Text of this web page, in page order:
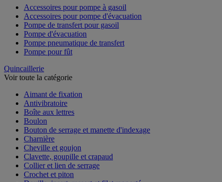
Accessoires pour pompe à gasoil
Accessoires pour pompe d'évacuation
Pompe de transfert pour gasoil
Pompe d'évacuation
Pompe pneumatique de transfert
Pompe pour fût
Quincaillerie
Voir toute la catégorie
Aimant de fixation
Antivibratoire
Boîte aux lettres
Boulon
Bouton de serrage et manette d'indexage
Charnière
Cheville et goujon
Clavette, goupille et crapaud
Collier et lien de serrage
Crochet et piton